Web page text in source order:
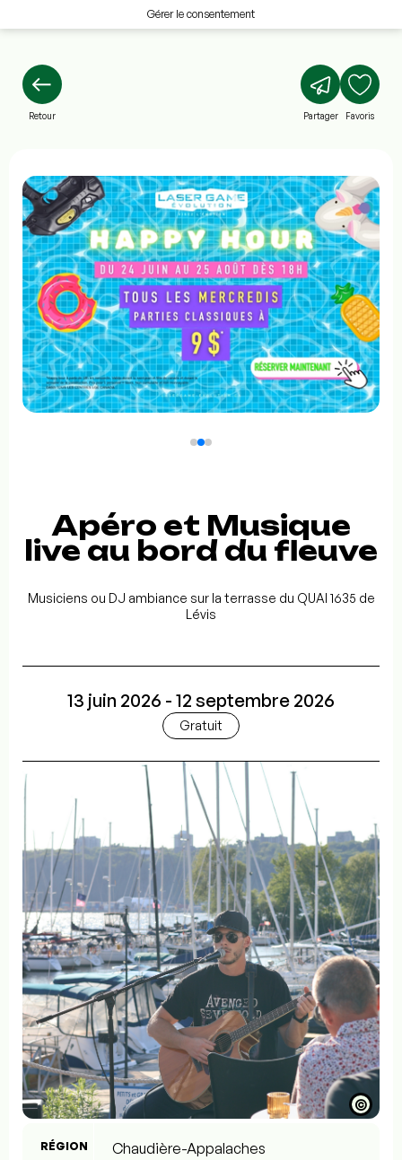
Gérer le consentement
Retour Partager Favoris
Apéro et Musique
live au bord du fleuve
Musiciens ou DJ ambiance sur la terrasse du QUAI 1635 de
Lévis
13 juin 2026 - 12 septembre 2026
Gratuit
©
RÉGION Chaudière-Appalaches